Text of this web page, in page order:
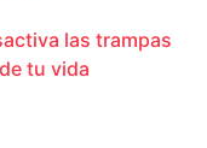
las trampas
tu vida